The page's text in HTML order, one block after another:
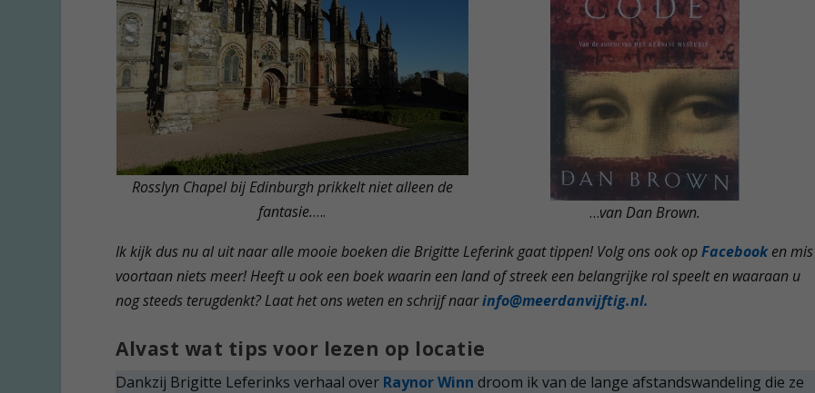
Rosslyn Chapel bij Edinburgh prikkelt niet alleen de
fantasie.…. …van Dan Brown.
Ik kijk dus nu al uit naar alle mooie boeken die Brigitte Leferink gaat tippen! Volg ons ook opFacebooken mis
voortaan niets meer! Heeft u ook een boek waarin een land of streek een belangrijke rol speelt en waaraan u
nog steeds terugdenkt? Laat het ons weten en schrijf naarinfo@meerdanvijftig.nl.
Alvast wat tips voor lezen op locatie
Dankzij Brigitte Leferinks verhaal over Raynor Winn droom ik van de lange afstandswandeling die ze